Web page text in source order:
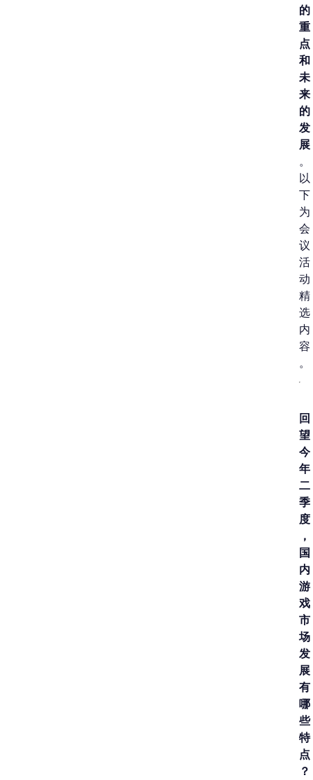
的
重
点
和
未
来
的
发
展
。
以
下
为
会
议
活
动
精
选
内
容
。
回
望
今
年
二
季
度
，
国
内
游
戏
市
场
发
展
有
哪
些
特
点
？